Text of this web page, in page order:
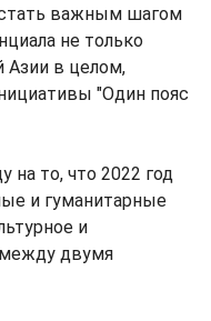
важным шагом
не только
Азии в целом,
"Один пояс
на то, что 2022 год
и гуманитарные
и
между двумя